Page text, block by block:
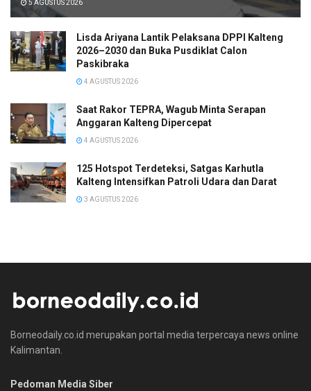
5 AGUSTUS 2026
Lisda Ariyana Lantik Pelaksana DPPI Kalteng
2026–2030 dan Buka Pusdiklat Calon
Paskibraka
4 AGUSTUS 2026
Saat Rakor TEPRA, Wagub Minta Serapan
Anggaran Kalteng Dipercepat
4 AGUSTUS 2026
125 Hotspot Terdeteksi, Satgas Karhutla
Kalteng Intensifkan Patroli Udara dan Darat
3 AGUSTUS 2026
Borneodaily.co.id merupakan portal media terpercaya news online
Kalimantan.
Pedoman Media Siber